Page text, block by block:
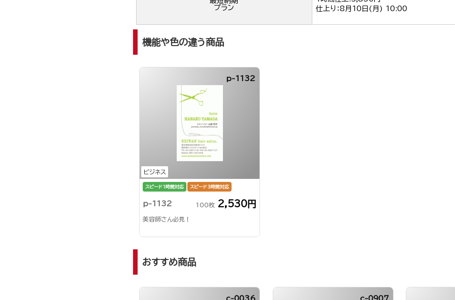
プラン
仕上り：8月10日(月) 10:00
機能や色の違う商品
ビジネス
p-1132
スピード1時間対応 スピード3時間対応
p-1132 100枚 2,530円
美容師さん必見！
おすすめ商品